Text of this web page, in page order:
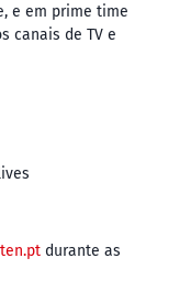
e em prime time
canais de TV e
durante as